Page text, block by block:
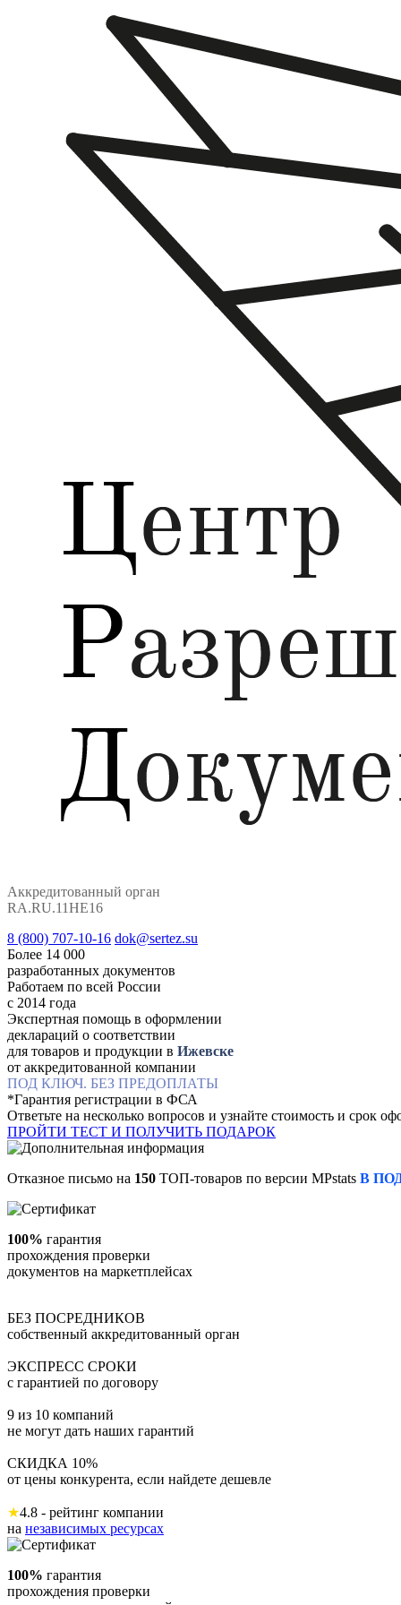
Аккредитованный орган
RA.RU.11НЕ16
8 (800) 707-10-16 dok@sertez.su
Более 14 000
разработанных документов
Работаем по всей Роcсии
с 2014 года
Экспертная помощь в оформлении
деклараций о соответствии
для товаров и продукции в Ижевске
от аккредитованной компании
ПОД КЛЮЧ. БЕЗ ПРЕДОПЛАТЫ
*Гарантия регистрации в ФСА
Ответьте на несколько вопросов и узнайте стоимость и срок
ПРОЙТИ ТЕСТ И ПОЛУЧИТЬ ПОДАРОК
Отказное письмо на 150 ТОП-товаров по версии MPstats В
100% гарантия
прохождения проверки
документов на маркетплейсах
БЕЗ ПОСРЕДНИКОВ
собственный аккредитованный орган
ЭКСПРЕСС СРОКИ
с гарантией по договору
9 из 10 компаний
не могут дать наших гарантий
СКИДКА 10%
от цены конкурента, если найдете дешевле
★4.8 - рейтинг компании
на независимых ресурсах
100% гарантия
прохождения проверки